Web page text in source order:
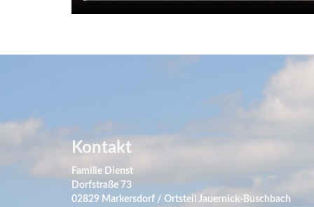
Kontakt
Familie Dienst
Dorfstraße 73
02829 Markersdorf / Ortsteil Jauernick-Buschbach